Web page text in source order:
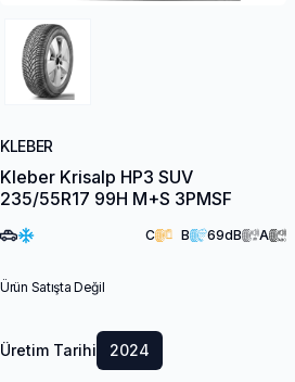
KLEBER
Kleber Krisalp HP3 SUV
235/55R17 99H M+S 3PMSF
C B 69dB A
Ürün Satışta Değil
Üretim Tarihi 2024